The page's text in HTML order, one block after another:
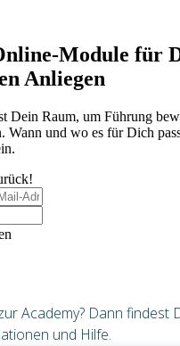
Module für
Anliegen
Dein Raum, um Führung
Wann und wo es für Dich
Academy? Dann findest
und Hilfe.